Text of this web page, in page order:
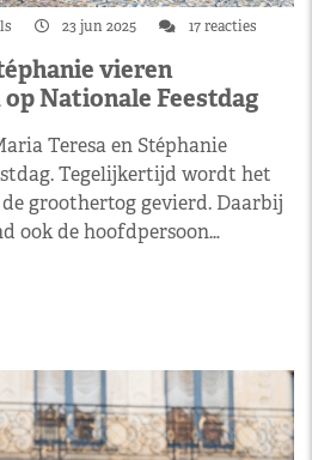
23 jun 2025 17 reacties
vieren
Nationale Feestdag
Teresa en Stéphanie
Tegelijkertijd wordt het
groothertog gevierd. Daarbij
ook de hoofdpersoon…